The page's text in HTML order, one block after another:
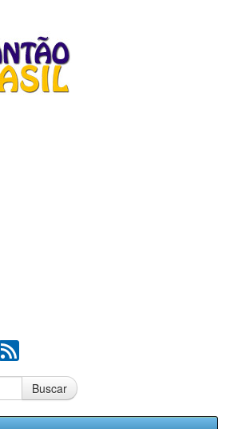
Buscar